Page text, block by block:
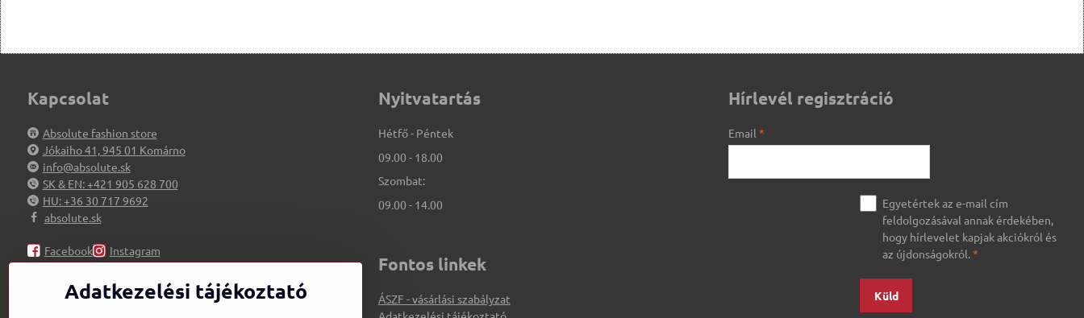
Kapcsolat
Absolute fashion store
Jókaiho 41, 945 01 Komárno
info@absolute.sk
SK & EN: +421 905 628 700
HU: +36 30 717 9692
absolute.sk
Facebook Instagram
Nyitvatartás
Hétfő - Péntek
09.00 - 18.00
Szombat:
09.00 - 14.00
Fontos linkek
ÁSZF - vásárlási szabályzat
Hírlevél regisztráció
Email*
Egyetértek az e-mail cím
feldolgozásával annak érdekében,
hogy hírlevelet kapjak akciókról és
az újdonságokról.*
Küld
Adatkezelési tájékoztató